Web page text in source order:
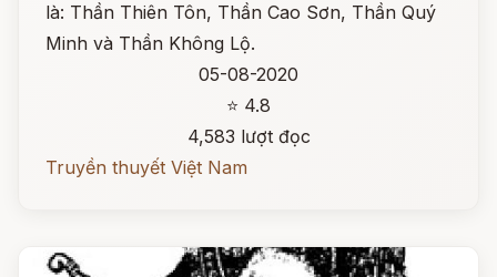
là: Thần Thiên Tôn, Thần Cao Sơn, Thần Quý
Minh và Thần Không Lộ.
05-08-2020
⭐ 4.8
4,583 lượt đọc
Truyền thuyết Việt Nam